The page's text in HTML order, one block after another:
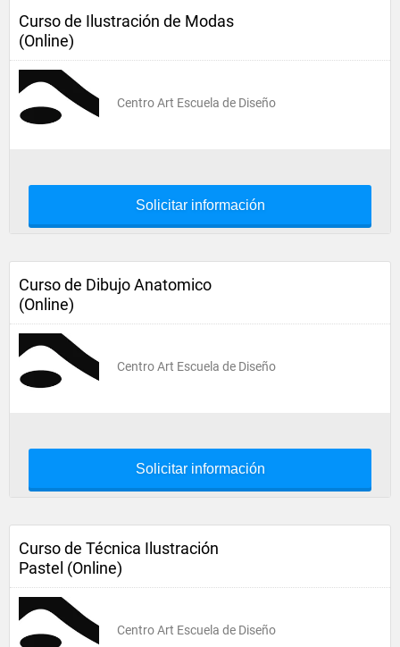
Curso de Ilustración de Modas
(Online)
Centro Art Escuela de Diseño
Solicitar información
Curso de Dibujo Anatomico
(Online)
Centro Art Escuela de Diseño
Solicitar información
Curso de Técnica Ilustración
Pastel (Online)
Centro Art Escuela de Diseño